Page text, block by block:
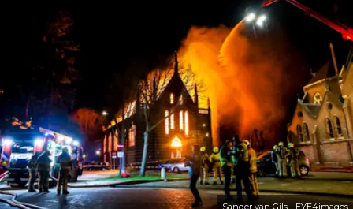
Sander van Gils - EYE4images